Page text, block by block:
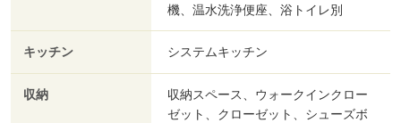
機、温水洗浄便座、浴トイレ別
キッチン システムキッチン
収納
収納スペース、ウォークインクロー
ゼット、クローゼット、シューズボ